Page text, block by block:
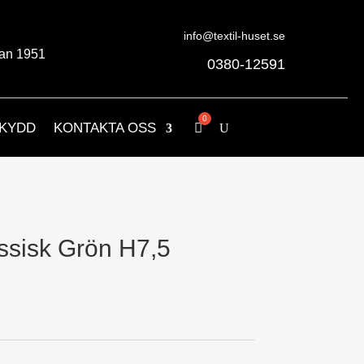
1951
info@textil-huset.se
0380-12591
KONTAKTA OSS
Grön H7,5